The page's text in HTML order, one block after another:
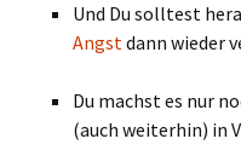
Und Du solltest
Angstdann wieder
Du machst es nur
(auch weiterhin) in